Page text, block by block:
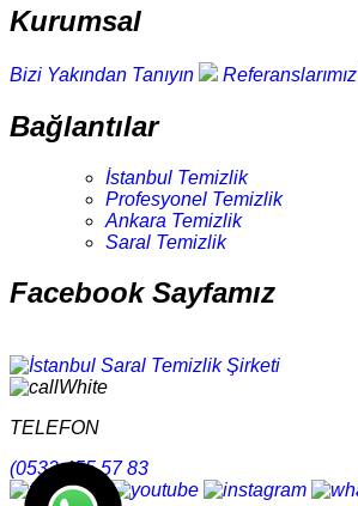
Kurumsal
Bizi Yakından Tanıyın Referanslarımız
Bağlantılar
İstanbul Temizlik
Profesyonel Temizlik
Ankara Temizlik
Saral Temizlik
Facebook Sayfamız
TELEFON
(0532 455 57 83